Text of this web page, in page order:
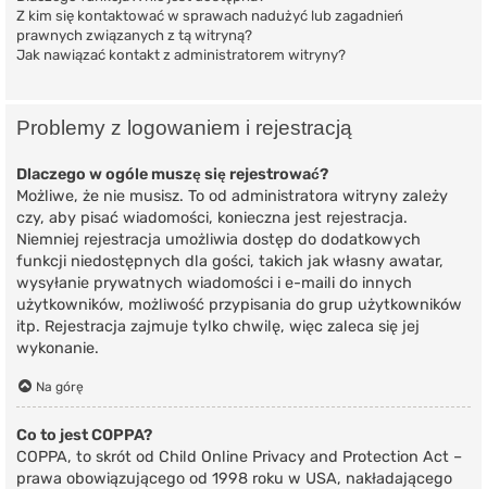
Z kim się kontaktować w sprawach nadużyć lub zagadnień
prawnych związanych z tą witryną?
Jak nawiązać kontakt z administratorem witryny?
Problemy z logowaniem i rejestracją
Dlaczego w ogóle muszę się rejestrować?
Możliwe, że nie musisz. To od administratora witryny zależy
czy, aby pisać wiadomości, konieczna jest rejestracja.
Niemniej rejestracja umożliwia dostęp do dodatkowych
funkcji niedostępnych dla gości, takich jak własny awatar,
wysyłanie prywatnych wiadomości i e-maili do innych
użytkowników, możliwość przypisania do grup użytkowników
itp. Rejestracja zajmuje tylko chwilę, więc zaleca się jej
wykonanie.
Na górę
Co to jest COPPA?
COPPA, to skrót od Child Online Privacy and Protection Act –
prawa obowiązującego od 1998 roku w USA, nakładającego